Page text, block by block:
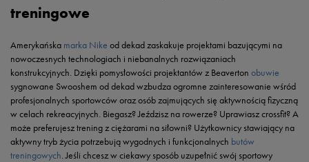
treningowe
Amerykańska marka Nike od dekad zaskakuje projektami bazującymi na
nowoczesnych technologiach i niebanalnych rozwiązaniach
konstrukcyjnych. Dzięki pomysłowości projektantów z Beaverton obuwie
sygnowane Swooshem od dekad wzbudza ogromne zainteresowanie wśród
profesjonalnych sportowców oraz osób zajmujących się aktywnością fizyczną
w celach rekreacyjnych. Biegasz? Jeździsz na rowerze? Uprawiasz crossfit? A
może preferujesz trening z ciężarami na siłowni? Użytkownicy stawiający na
aktywny tryb życia potrzebują wygodnych i funkcjonalnych butów
treningowych. Jeśli chcesz w ciekawy sposób uzupełnić swój sportowy